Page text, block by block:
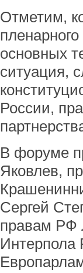
Отметим,
основных
ситуация,
России,
В форуме
Яковлев,
Сергей
правам РФ
Интерпола